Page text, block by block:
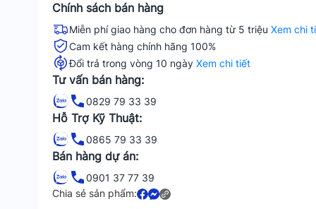
Chính sách bán hàng
Miễn phí giao hàng cho đơn hàng từ 5 triệu Xem chi
Cam kết hàng chính hãng 100%
Đổi trả trong vòng 10 ngày Xem chi tiết
Tư vấn bán hàng:
0829 79 33 39
Hỗ Trợ Kỹ Thuật:
0865 79 33 39
Bán hàng dự án:
0901 37 77 39
Chia sẻ sản phẩm: